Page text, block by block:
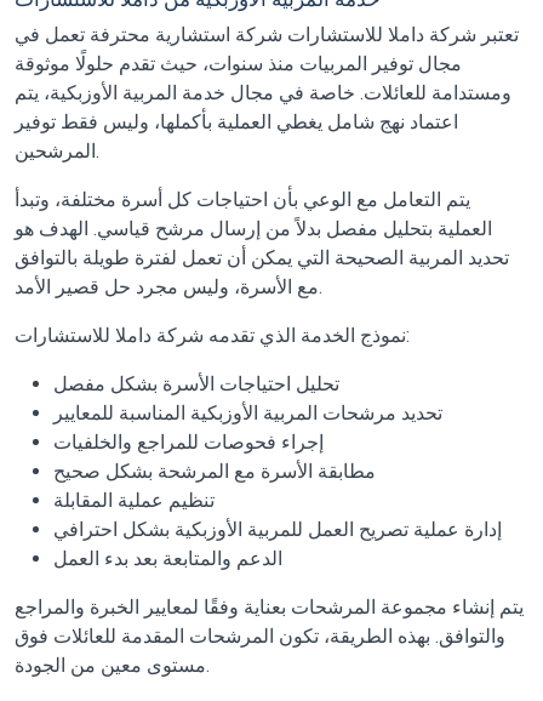
تعتبر شركة داملا للاستشارات شركة استشارية محترفة تعمل في
مجال توفير المربيات منذ سنوات، حيث تقدم حلولًا موثوقة
ومستدامة للعائلات. خاصة في مجال خدمة المربية الأوزبكية، يتم
اعتماد نهج شامل يغطي العملية بأكملها، وليس فقط توفير
المرشحين.
يتم التعامل مع الوعي بأن احتياجات كل أسرة مختلفة، وتبدأ
العملية بتحليل مفصل بدلاً من إرسال مرشح قياسي. الهدف هو
تحديد المربية الصحيحة التي يمكن أن تعمل لفترة طويلة بالتوافق
مع الأسرة، وليس مجرد حل قصير الأمد.
نموذج الخدمة الذي تقدمه شركة داملا للاستشارات:
تحليل احتياجات الأسرة بشكل مفصل
تحديد مرشحات المربية الأوزبكية المناسبة للمعايير
إجراء فحوصات للمراجع والخلفيات
مطابقة الأسرة مع المرشحة بشكل صحيح
تنظيم عملية المقابلة
إدارة عملية تصريح العمل للمربية الأوزبكية بشكل احترافي
الدعم والمتابعة بعد بدء العمل
يتم إنشاء مجموعة المرشحات بعناية وفقًا لمعايير الخبرة والمراجع
والتوافق. بهذه الطريقة، تكون المرشحات المقدمة للعائلات فوق
مستوى معين من الجودة.